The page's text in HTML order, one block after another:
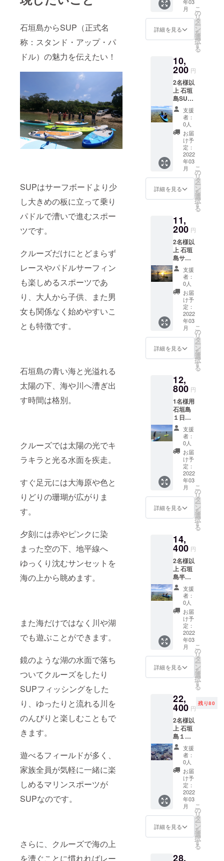
石垣島からSUP（正式名
称：スタンド・アップ・パ
ドル）の魅力を伝えたい！
SUPはサーフボードより少
し大きめの板に立って乗り
パドルで漕いで進むスポー
ツです。
クルーズだけにとどまらず
レースやパドルサーフィン
も楽しめるスポーツであ
り、大人から子供、また男
女も関係なく始めやすいこ
とも特徴です。
石垣島の青い海と光溢れる
太陽の下、海や川へ漕ぎ出
す時間は格別。
クルーズでは太陽の光でキ
ラキラと光る水面を疾走。
すぐ足元には大海原や色と
りどりの珊瑚が広がりま
す。
夕刻には赤やピンクに染
まった空の下、地平線へ
ゆっくり沈むサンセットを
海の上から眺めます。
また海だけではなく川や湖
でも遊ぶことができます。
鏡のような湖の水面で落ち
ついてクルーズをしたり
SUPフィッシングをした
り、ゆったりと流れる川を
のんびりと楽しむこともで
きます。
遊べるフィールドが多く、
家族全員が気軽に一緒に楽
しめるマリンスポーツが
SUPなのです。
さらに、クルーズで海の上
を漕ぐことに慣れればレー
①（1
枚） ----
-----------
-----------
-----------
-----------
------- 1
名様の
ご優待
券を1枚
発券い
たしま
す。 有
効期間
は2022
年4月1
日から
2023年
9月末迄
となり
ます レ
機材
料・保
料を含
みます
当日の
天候状
況によ
り内容
が変更
となる
場合が
ござい
ます ※
期限切
れの場
合の払
ませ
ん。 ※
の空き
状況を
確認の
うえご
予約く
ださ
い。
【WEB
予約・
問い合
わせ】
https://
www.tr
opicssu
p.com/
物：水
着、タ
サンダ
ル、着
替え 当
日は水
着を着
用の
上、動
きやす
い服
装、足
元は
ビーチ
サンダ
ルなど
詳しく
は上記
ホーム
ページ
の詳細
くださ
い
より変
動しま
す 【リ
ター
セット
SUPガ
別ご優
待券を
包装し
てお届
◇Tropi
csTour
オリジ
ナルロ
ゴス
テッ
カー
①（1
枚） ----
-----------
-----------
-----------
-----------
------- 1
名様の
ご優待
券を1枚
発券い
たしま
す。 有
効期間
は2022
年4月1
日から
2023年
9月末迄
ます レ
ンタル
険料・
ガイド
料を含
みます
当日の
天候状
況によ
り内容
が変更
となる
場合が
ござい
ます ※
期限切
い戻し
はあり
事前に
ガイド
の空き
状況を
確認の
うえご
予約く
ださ
い。
【WEB
予約・
問い合
わせ】
https://
www.tr
opicssu
p.com/
持ち
着、タ
オル、
サンダ
ル、着
替え 当
日は水
着を着
用の
上、動
きやす
い服
装、足
元は
ビーチ
サンダ
ルなど
詳しく
は上記
ホーム
の詳細
フの
8,800円
でご案
内させ
ていた
要時間
は約4時
間 たっ
ぷり時
間をか
けて石
垣島の
大自然
を楽し
めます
開始や
終了時
間は午
前と午
後より
お選び
いただ
ン】 ◇
石垣島
SUPガ
イド特
別ご優
待券を
包装し
てお届
け
◇Tropi
csTour
オリジ
ナルロ
ゴス
テッ
カー
-----------
-----------
-----------
-----------
------- 1
名様の
ご優待
券を1枚
発券い
たしま
す。 有
効期間
は2022
年4月1
日から
9月末迄
となり
機材
料・保
険料・
ガイド
料を含
みます
当日の
天候状
況によ
り内容
が変更
となる
場合が
ござい
れの場
合の払
ませ
ん。 ※
事前に
ガイド
の空き
状況を
確認の
うえご
予約く
ださ
い。
【WEB
予約・
問い合
わせ】
www.tr
opicssu
持ち
年03
月
詳細を見る
こ
の
リ
タ
ー
ン
を
選
択
す
る
10,
200 円
2名様以
上 石垣
島SUP
体験ガ
イド 通
常販売
価格
12,000
円を
15％オ
フの
10,200
円でご
案内さ
せてい
※おひと
り様
5,100円
で人数
の追加
が可能
です。
※1回の
催行人
数は最
大5名様
まで。
所要時
間は約2
時間 初
めての
方でも
て頂け
ます 開
了時間
は季節
により
変動し
ます
【リ
ター
ン】 ◇
石垣島
SUP体
験ガイ
ド特別
ご優待
券を包
csTour
オリジ
ナルロ
ゴス
テッ
カー
①（人
数分） -
-----------
-----------
-----------
-----------
-----------
----------
ご購入
分の人
数を記
券を1枚
発券い
たしま
す。 有
効期間
は2022
年4月1
日から
2023年
9月末迄
となり
ます レ
ンタル
機材
ガイド
料を含
支援
者：
0人
お届
け予
定：
2022
年03
月
詳細を見る
こ
の
リ
タ
ー
ン
を
選
択
す
る
11,
200 円
2名様以
上 石垣
島サン
セット
SUPガ
イド 通
常販売
価格
14,000
円を
20％オ
フの
11,200
円でご
案内さ
ます。
※おひと
り様
5,600円
で人数
の追加
が可能
です。
※1回の
催行人
数は最
大5名様
まで。
所要時
間は約2
時間 夕
日を
り眺め
る癒し
開始や
終了時
間は季
節によ
り変動
します
【リ
ター
ン】 ◇
石垣島
サン
セット
SUPガ
イド特
てお届
け
◇Tropi
csTour
オリジ
ナルロ
ゴス
テッ
カー
①（人
数分）
◇Tropi
csTour
オリジ
ナルロ
テッ
カー
支援
者：
0人
お届
け予
定：
2022
年03
月
詳細を見る
こ
の
リ
タ
ー
ン
を
選
択
す
る
12,
800 円
1名様用
石垣島
１日
SUP＆
トレッ
キング
通常販
売価格
16,000
円を
15％オ
フの
12,800
円でご
案内さ
ます。
所要時
間は約6
時間 石
垣島を
巡る充
実の一
日をお
過ごし
くださ
い 開始
や終了
時間は
季節に
より変
動しま
す 【リ
１日
SUP＆
キング
特別ご
優待券
を包装
してお
届け
◇Tropi
csTour
オリジ
ナルロ
ゴス
テッ
カー
①（1
-----------
-----------
支援
者：
0人
お届
け予
定：
2022
年03
月
詳細を見る
こ
の
リ
タ
ー
ン
を
選
択
す
る
14,
400 円
2名様以
上 石垣
島半日
SUPガ
イド 通
常販売
価格
18,000
円を
20％オ
フの
14,400
円でご
案内さ
せてい
※おひと
り様
7,200円
で人数
の追加
が可能
です。
※1回の
催行人
数は最
大5名様
まで。
所要時
間は約4
時間
たっぷ
り時間
自然を
支援
者：
0人
お届
け予
定：
2022
年03
月
詳細を見る
こ
の
リ
タ
ー
ン
を
選
択
す
る
22,
400 円
残り80
2名様以
上 石垣
島１日
SUP＆
トレッ
キング
通常販
売価格
28,000
円を
20％オ
フの
22,400
円でご
案内さ
ます。
支援
者：
0人
お届
け予
定：
2022
年03
月
詳細を見る
こ
の
リ
タ
ー
ン
を
選
択
す
る
28,